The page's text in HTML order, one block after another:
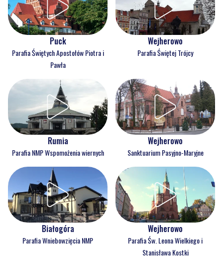
Puck
Parafia Świętych Apostołów Piotra i
Pawła
Wejherowo
Parafia Świętej Trójcy
Rumia
Parafia NMP Wspomożenia wiernych
Wejherowo
Sanktuarium Pasyjno-Maryjne
Białogóra
Parafia Wniebowzięcia NMP
Wejherowo
Parafia Św. Leona Wielkiego i
Stanisława Kostki